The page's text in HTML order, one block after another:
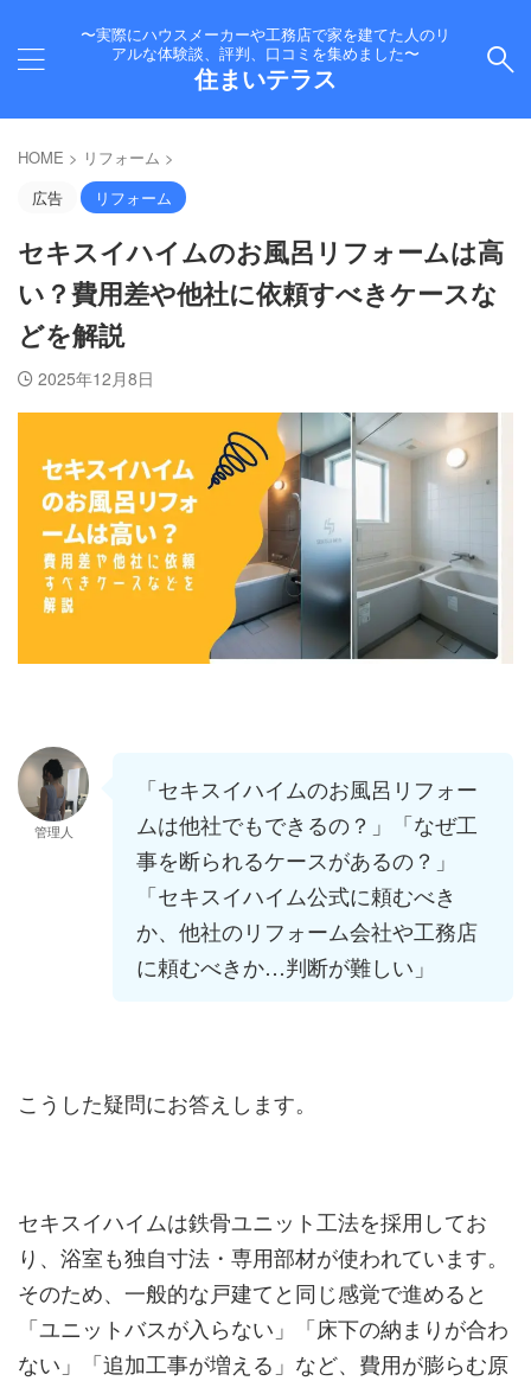
〜実際にハウスメーカーや工務店で家を建てた人のリ
アルな体験談、評判、口コミを集めました〜
住まいテラス
HOME > リフォーム >
広告
リフォーム
セキスイハイムのお風呂リフォームは高
い？費用差や他社に依頼すべきケースな
どを解説
2025年12月8日
管理人
「セキスイハイムのお風呂リフォー
ムは他社でもできるの？」「なぜ工
事を断られるケースがあるの？」
「セキスイハイム公式に頼むべき
か、他社のリフォーム会社や工務店
に頼むべきか…判断が難しい」
こうした疑問にお答えします。
セキスイハイムは鉄骨ユニット工法を採用してお
り、浴室も独自寸法・専用部材が使われています。
そのため、一般的な戸建てと同じ感覚で進めると
「ユニットバスが入らない」「床下の納まりが合わ
ない」「追加工事が増える」など、費用が膨らむ原